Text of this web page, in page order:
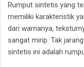
Rumput sintetis yang
memiliki karakteristik
dari warnanya,
sangat mirip. Tak
sintetis ini adalah